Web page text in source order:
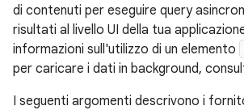
di contenuti per eseguire query
risultati al livello UI della tua
informazioni sull'utilizzo di un elemento
per caricare i dati in background,
I seguenti argomenti descrivono i